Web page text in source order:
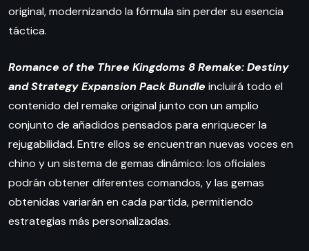
original, modernizando la fórmula sin perder su esencia
táctica.
Romance of the Three Kingdoms 8 Remake: Destiny
and Strategy Expansion Pack Bundle incluirá todo el
contenido del remake original junto con un amplio
conjunto de añadidos pensados para enriquecer la
rejugabilidad. Entre ellos se encuentran nuevas voces en
chino y un sistema de gemas dinámico: los oficiales
podrán obtener diferentes comandos, y las gemas
obtenidas variarán en cada partida, permitiendo
estrategias más personalizadas.